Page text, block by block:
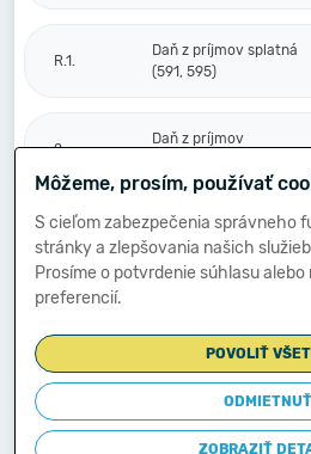
R.1.
Daň z príjmov splatná
(591, 595)
2.
Daň z príjmov
S.
Prevod podielov na
výsledku
hospodárenia
****
Výsledok
hospodárenia za
účtovné obdobie po
zdanení (+/-) (r. 56
Môžeme, prosím, používať
S cieľom zabezpečenia správneho
stránky a zlepšovania našich
Prosíme o potvrdenie súhlasu
preferencií.
POVOLIŤ
ODMIETNUŤ
ZOBRAZIŤ